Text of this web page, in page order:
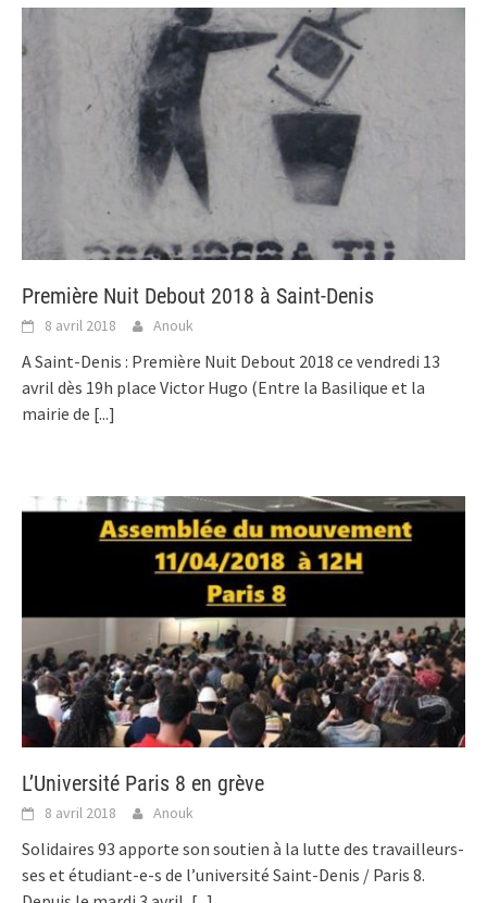
Première Nuit Debout 2018 à Saint-Denis
8 avril 2018 Anouk
A Saint-Denis : Première Nuit Debout 2018 ce vendredi 13
avril dès 19h place Victor Hugo (Entre la Basilique et la
mairie de [...]
L’Université Paris 8 en grève
8 avril 2018 Anouk
Solidaires 93 apporte son soutien à la lutte des travailleurs-
ses et étudiant-e-s de l’université Saint-Denis / Paris 8.